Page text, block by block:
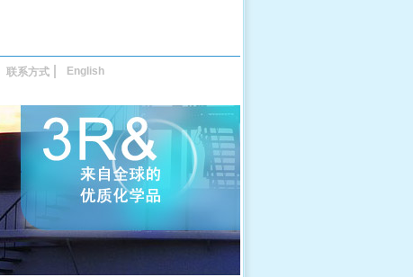
联系方式 English